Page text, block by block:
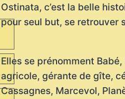
Ostinata, c’est la belle
pour seul but, se retrouver
Elles se prénomment
agricole, gérante de gîte,
Cassagnes, Marcevol,